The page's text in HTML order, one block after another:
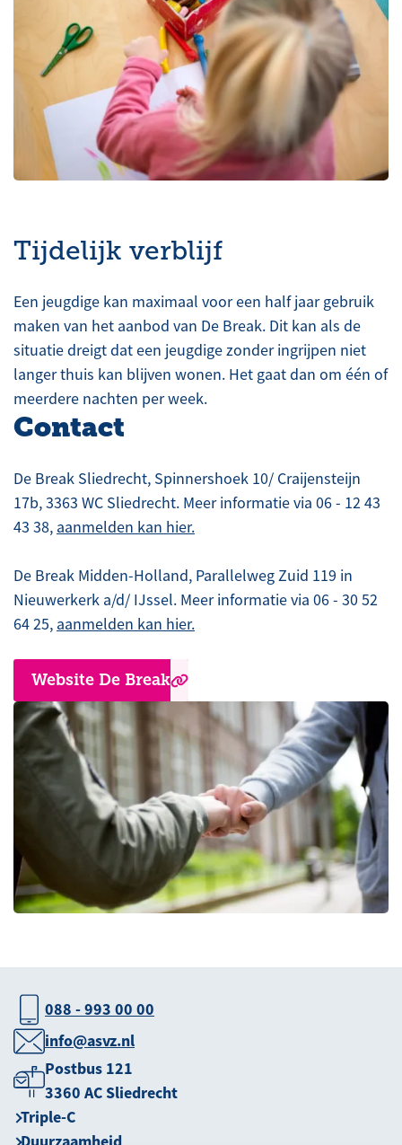
Tijdelijk verblijf
Een jeugdige kan maximaal voor een half jaar gebruik
maken van het aanbod van De Break. Dit kan als de
situatie dreigt dat een jeugdige zonder ingrijpen niet
langer thuis kan blijven wonen. Het gaat dan om één of
meerdere nachten per week.
Contact
De Break Sliedrecht, Spinnershoek 10/ Craijensteijn
17b, 3363 WC Sliedrecht. Meer informatie via 06 - 12 43
43 38, aanmelden kan hier.
De Break Midden-Holland, Parallelweg Zuid 119 in
Nieuwerkerk a/d/ IJssel. Meer informatie via 06 - 30 52
64 25, aanmelden kan hier.
Website De Break
088 - 993 00 00
info@asvz.nl
Postbus 121
3360 AC Sliedrecht
Triple-C